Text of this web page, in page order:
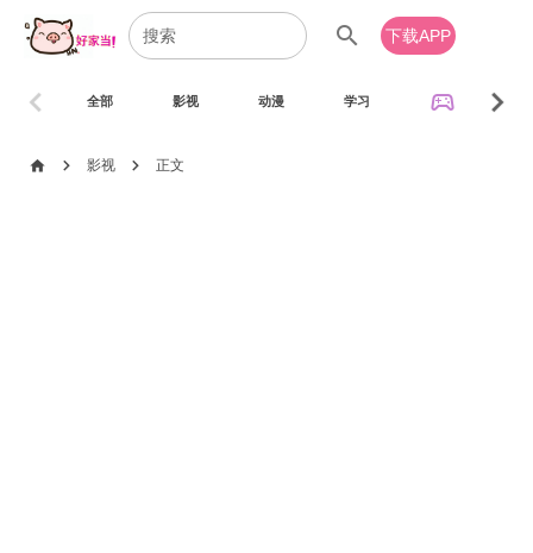
search 下载APP
全部 影视 动漫 学习 sports_esports
chevron_left chevron_right
home chevron_right 影视 chevron_right 正文